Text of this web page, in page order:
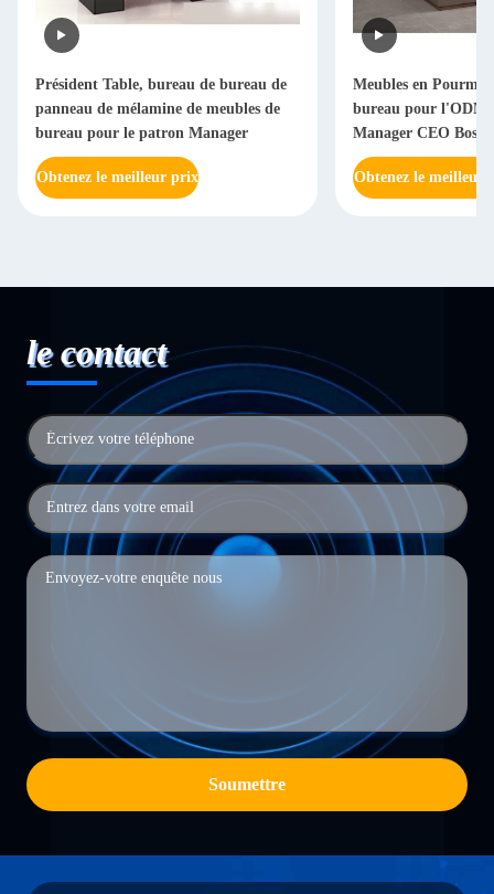
Président Table, bureau de bureau de
panneau de mélamine de meubles de
bureau pour le patron Manager
Obtenez le meilleur prix
Meubles en Pourme
bureau pour l'ODM
Manager CEO Boss
Obtenez le meilleur
le contact
Soumettre